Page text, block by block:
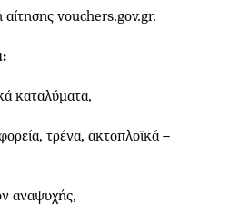
vouchers.gov.gr.
καταλύματα,
τρένα, ακτοπλοϊκά –
αναψυχής,